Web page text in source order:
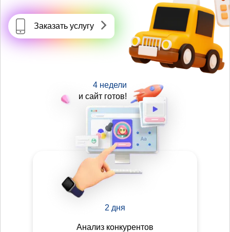
Заказать услугу
4 недели
и сайт готов!
2 дня
Анализ конкурентов